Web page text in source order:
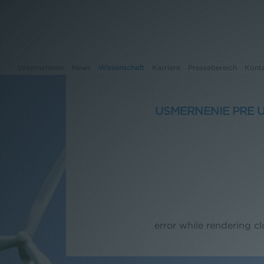
Wissenschaft Karriere Pressebereich
USMERNENIE PRE
error while rendering